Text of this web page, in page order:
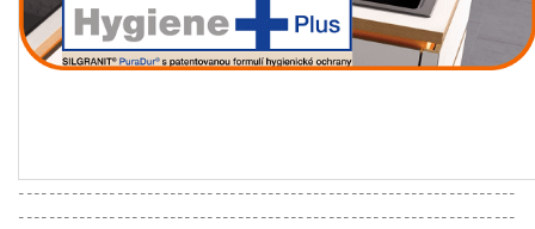
------------------------------------------------------------------
------------------------------------------------------------------